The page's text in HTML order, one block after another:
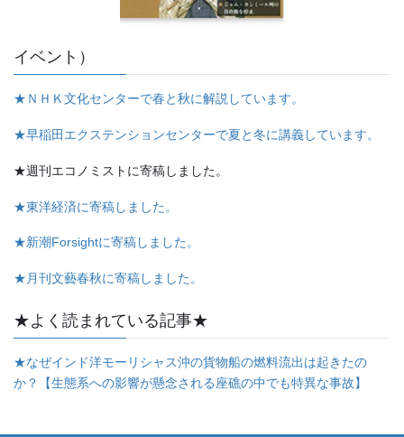
イベント）
★ＮＨＫ文化センターで春と秋に解説しています。
★早稲田エクステンションセンターで夏と冬に講義しています。
★週刊エコノミストに寄稿しました。
★東洋経済に寄稿しました。
★新潮Forsightに寄稿しました。
★月刊文藝春秋に寄稿しました。
★よく読まれている記事★
★なぜインド洋モーリシャス沖の貨物船の燃料流出は起きたの
か？【生態系への影響が懸念される座礁の中でも特異な事故】